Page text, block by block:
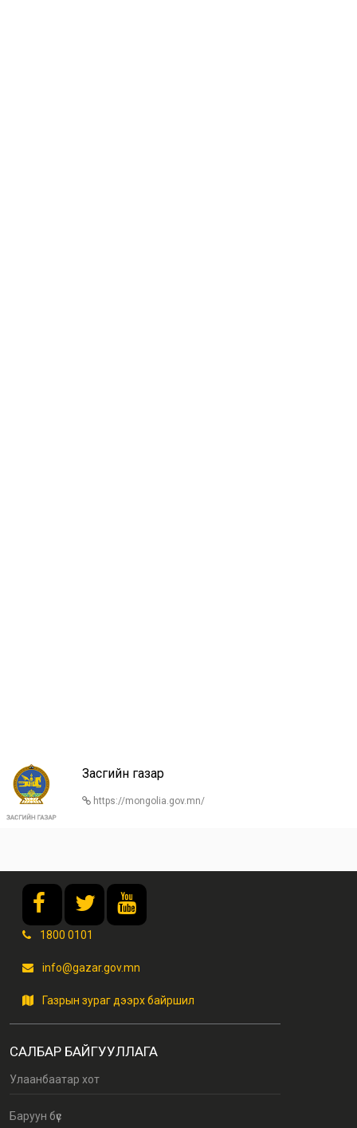
Засгийн газар
https://mongolia.gov.mn/
1800 0101
info@gazar.gov.mn
Газрын зураг дээрх байршил
САЛБАР БАЙГУУЛЛАГА
Улаанбаатар хот
Баруун бүс